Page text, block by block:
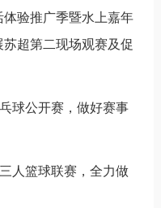
验推广季暨水上嘉年
超第二现场观赛及促
球公开赛，做好赛事
人篮球联赛，全力做